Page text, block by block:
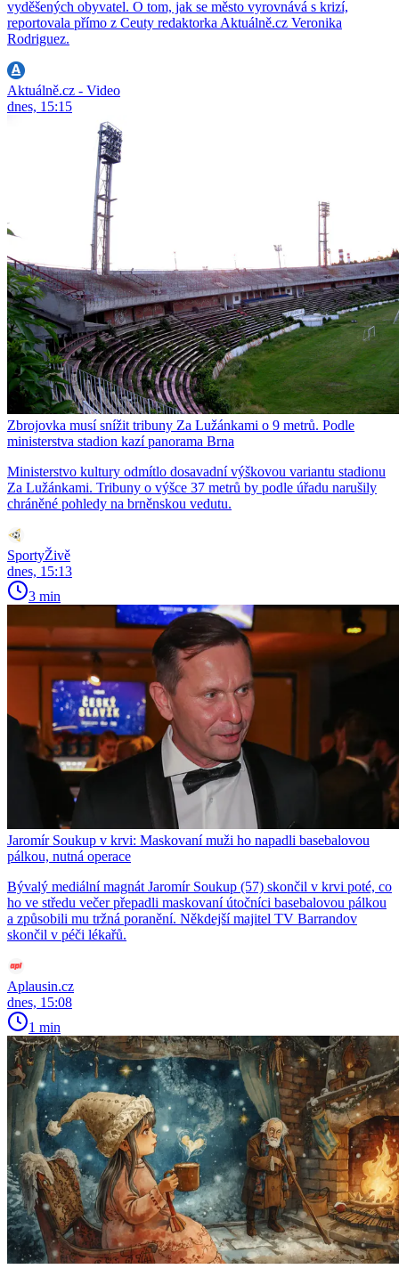
vyděšených obyvatel. O tom, jak se město vyrovnává s krizí,
reportovala přímo z Ceuty redaktorka Aktuálně.cz Veronika
Rodriguez.
Aktuálně.cz - Video
dnes, 15:15
Zbrojovka musí snížit tribuny Za Lužánkami o 9 metrů. Podle
ministerstva stadion kazí panorama Brna
Ministerstvo kultury odmítlo dosavadní výškovou variantu stadionu
Za Lužánkami. Tribuny o výšce 37 metrů by podle úřadu narušily
chráněné pohledy na brněnskou vedutu.
SportyŽivě
dnes, 15:13
3 min
Jaromír Soukup v krvi: Maskovaní muži ho napadli basebalovou
pálkou, nutná operace
Bývalý mediální magnát Jaromír Soukup (57) skončil v krvi poté, co
ho ve středu večer přepadli maskovaní útočníci basebalovou pálkou
a způsobili mu tržná poranění. Někdejší majitel TV Barrandov
skončil v péči lékařů.
Aplausin.cz
dnes, 15:08
1 min